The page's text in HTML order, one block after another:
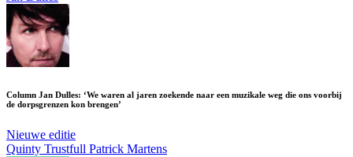
Column Jan Dulles: ‘We waren al jaren zoekende naar een muzikale weg die ons voorbij
de dorpsgrenzen kon brengen’
Nieuwe editie
Quinty Trustfull Patrick Martens